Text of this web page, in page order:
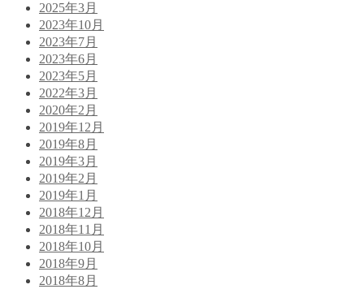
2025年3月
2023年10月
2023年7月
2023年6月
2023年5月
2022年3月
2020年2月
2019年12月
2019年8月
2019年3月
2019年2月
2019年1月
2018年12月
2018年11月
2018年10月
2018年9月
2018年8月